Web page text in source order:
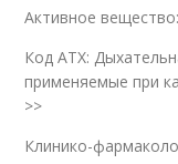
Активное вещество:
Код ATX:
применяемые при
>>
Клинико-